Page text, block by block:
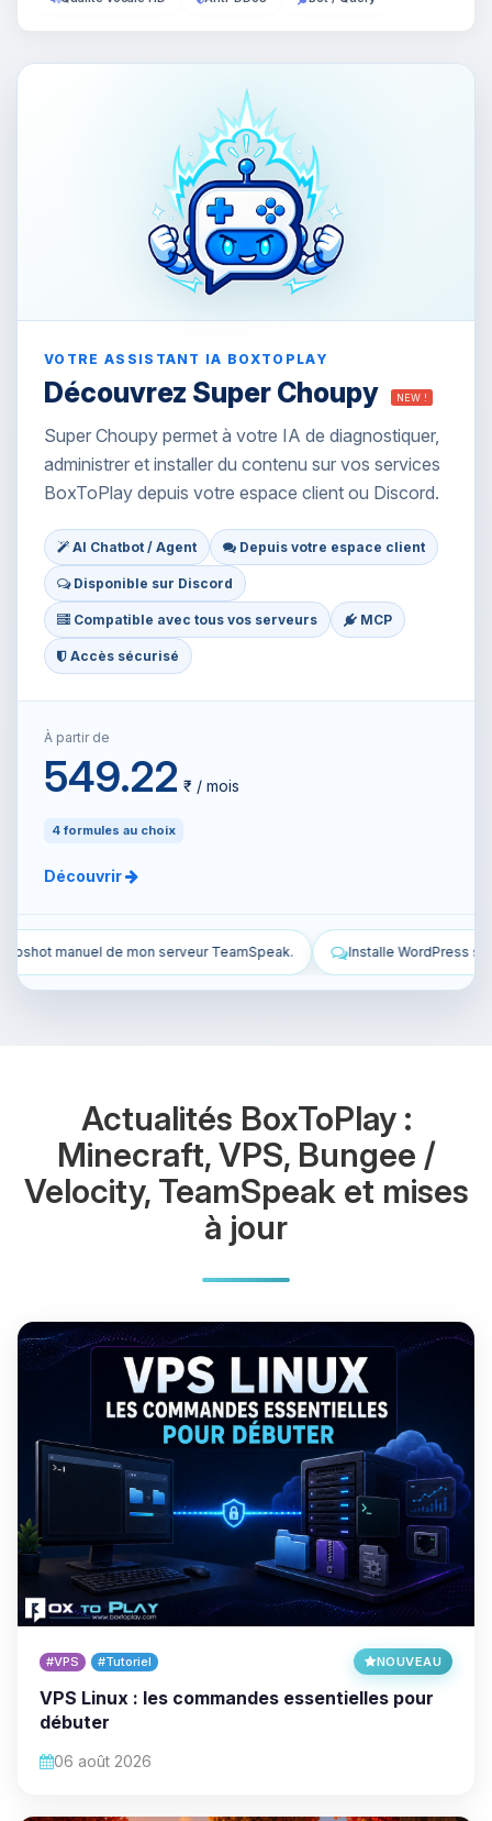
VOTRE ASSISTANT IA BOXTOPLAY
Découvrez Super Choupy NEW !
Super Choupy permet à votre IA de diagnostiquer,
administrer et installer du contenu sur vos services
BoxToPlay depuis votre espace client ou Discord.
AI Chatbot / Agent Depuis votre espace client
Disponible sur Discord
Compatible avec tous vos serveurs MCP
Accès sécurisé
À partir de
549.22 ₹ / mois
4 formules au choix
Découvrir
Installe WordPress sur mon VPS et configure-le.
Actualités BoxToPlay :
Minecraft, VPS, Bungee /
Velocity, TeamSpeak et mises
à jour
#VPS #Tutoriel NOUVEAU
VPS Linux : les commandes essentielles pour
débuter
06 août 2026